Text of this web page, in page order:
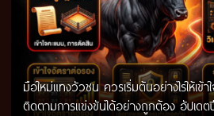
มือใหม่แทงวัวชน ควรเริ่มต้นอย่างไรให้เข้า
ติดตามการแข่งขันได้อย่างถูกต้อง อัปเดต